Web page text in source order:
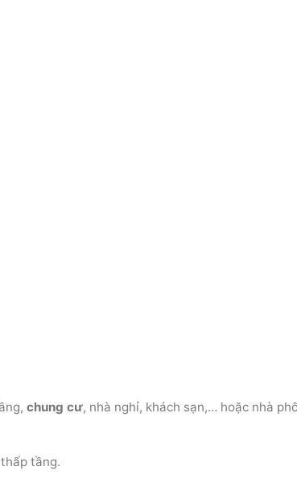
chung cư, nhà nghỉ, khách sạn,… hoặc nhà
tầng.